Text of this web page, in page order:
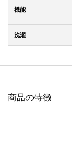
機能
洗濯
商品の特徴